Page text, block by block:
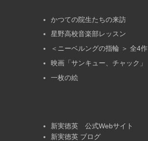
かつての院生たちの来訪
星野高校音楽部レッスン
＜ニーベルングの指輪 ＞ 全4作
映画「サンキュー、チャック」
一枚の絵
新実徳英 公式Webサイト
新実徳英 ブログ